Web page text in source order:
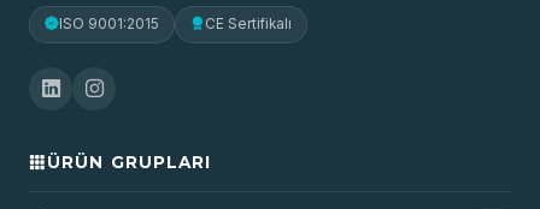
ISO 9001:2015 CE Sertifikalı
ÜRÜN GRUPLARI